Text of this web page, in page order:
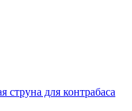
для контрабаса